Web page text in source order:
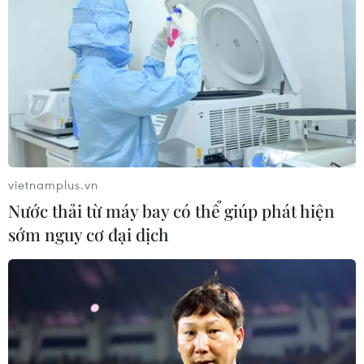
18/07/2026 08:05
Nữ sinh Ninh Bình tỏa sáng tại Kỳ thi
Olympic Vật lý quốc tế
18/07/2026 07:51
Xem thêm
CƠ QUAN CHỦ QUẢN: THÔNG TẤN XÃ VIỆT NAM
Tổng Biên tập: TRẦN TIẾN DUẨN
vietnamplus.vn
Nước thải từ máy bay có thể giúp phát hiện
sớm nguy cơ đại dịch